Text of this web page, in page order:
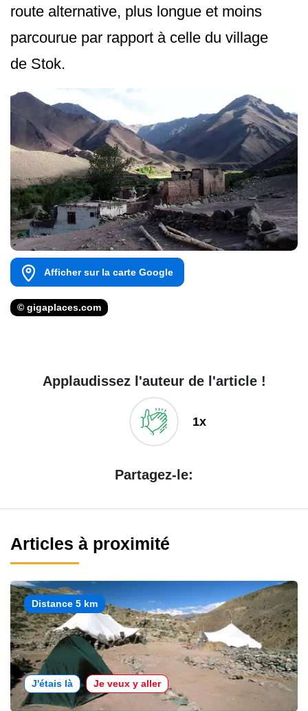
route alternative, plus longue et moins
parcourue par rapport à celle du village
de Stok.
Afficher sur la carte Google
© gigaplaces.com
Applaudissez l'auteur de l'article !
1x
Partagez-le:
Articles à proximité
Distance 5 km
J'étais là Je veux y aller